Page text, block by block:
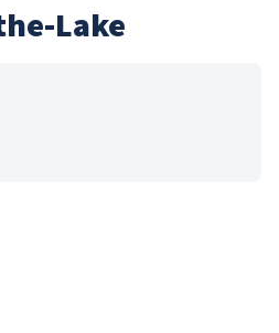
Lake